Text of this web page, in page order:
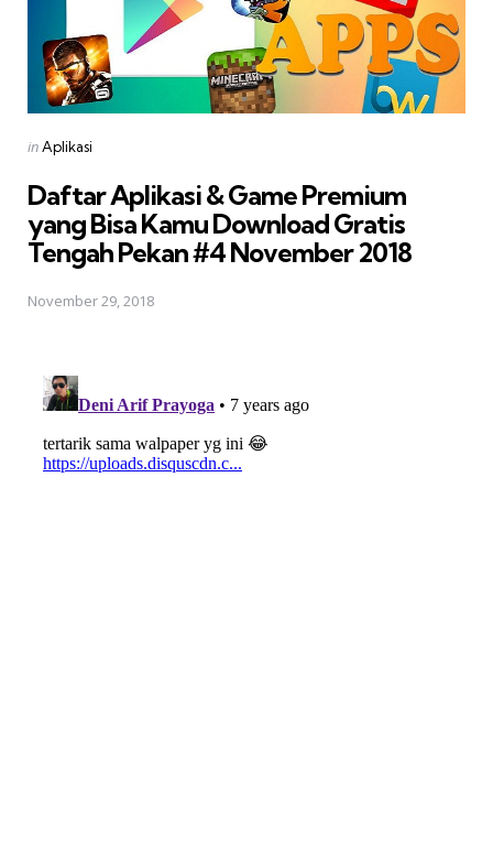
Posted
inAplikasi
Daftar Aplikasi & Game Premium
yang Bisa Kamu Download Gratis 
Tengah Pekan #4 November 2018
November 29, 2018